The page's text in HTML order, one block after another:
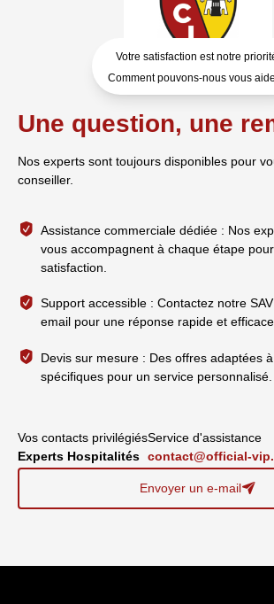
Votre satisfaction est notre
Comment pouvons-nous vous
Une question, une
Nos experts sont toujours disponibles pour
conseiller.
Assistance commerciale dédiée : Nos
vous accompagnent à chaque étape
satisfaction.
Support accessible : Contactez notre
email pour une réponse rapide et
Devis sur mesure : Des offres adaptées
spécifiques pour un service personnalisé.
Vos contacts privilégiés
Experts Hospitalités
Service d'assistance
contact@official-
Envoyer un e-mail􀈠